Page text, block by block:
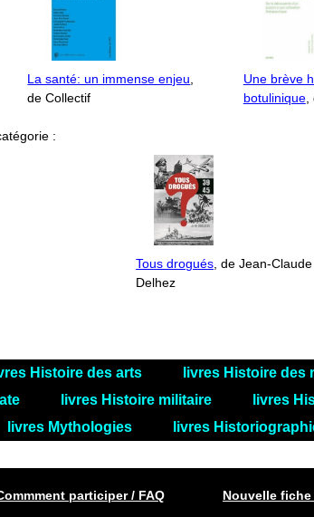
La santé: un immense enjeu,
de Collectif
Une brève
botulinique,
:
Tous drogués, de Jean-Claude
Delhez
Histoire des arts livres Histoire des
livres Histoire militaire livres
livres Mythologies
livres
participer / FAQ Nouvelle